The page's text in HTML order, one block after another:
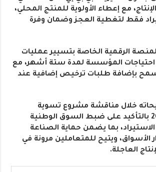
مع إعطاء الأولوية للمنتج المحلي،
فقط لتغطية العجز وضمان وفرة
الرقمية الخاصة بتسيير عمليات
احتياجات المؤسسة لمدة ستة أشهر، مع
تسمح بإضافة طلبات ترخيص إضافية عند
خلال مناقشة مشروع تسوية
ميزانية سنة 2023 بالتأكيد على ضبط السوق الوطنية
بما يضمن حماية الصناعة
الأسواق، ويتيح للمتعاملين مرونة في
العاجلة.